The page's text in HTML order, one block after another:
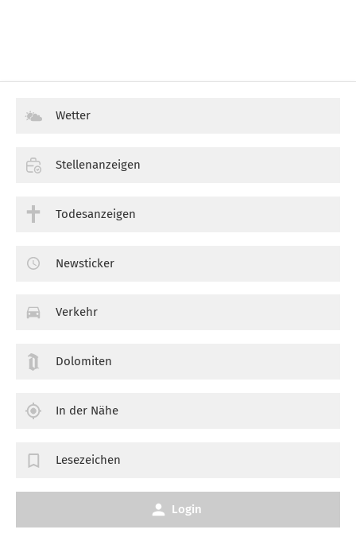
Wetter
Stellenanzeigen
Todesanzeigen
Newsticker
Verkehr
Dolomiten
In der Nähe
Lesezeichen
Login